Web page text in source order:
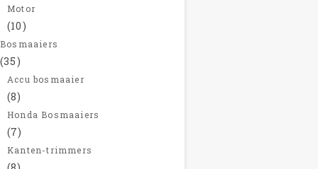
Motor
(10)
Bosmaaiers
(35)
Accu bosmaaier
(8)
Honda Bosmaaiers
(7)
Kanten-trimmers